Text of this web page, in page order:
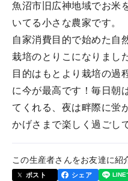
魚沼市旧広神地域でお米
いてる小さな農家です。
自家消費目的で始めた自
栽培のとりこになりました
目的はもとより栽培の過
に今が最高です！毎日朝
てくれる、夜は畔際に蛍
かげさまで楽しく過ごし
この生産者さんをお友達に紹
ポスト シェア